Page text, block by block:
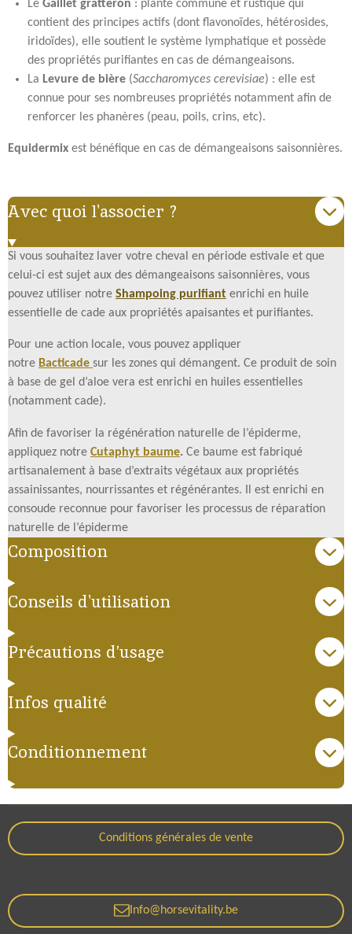
Le Gaillet gratteron : plante commune et rustique qui
contient des principes actifs (dont flavonoïdes, hétérosides,
iridoïdes), elle soutient le système lymphatique et possède
des propriétés purifiantes en cas de démangeaisons.
La Levure de bière (Saccharomyces cerevisiae) : elle est
connue pour ses nombreuses propriétés notamment afin de
renforcer les phanères (peau, poils, crins, etc).
Equidermix est bénéfique en cas de démangeaisons saisonnières.
Avec quoi l'associer ?
Si vous souhaitez laver votre cheval en période estivale et que
celui-ci est sujet aux des démangeaisons saisonnières, vous
pouvez utiliser notre Shampoing purifiant enrichi en huile
essentielle de cade aux propriétés apaisantes et purifiantes.
Pour une action locale, vous pouvez appliquer
notre Bacticade sur les zones qui démangent. Ce produit de soin
à base de gel d’aloe vera est enrichi en huiles essentielles
(notamment cade).
Afin de favoriser la régénération naturelle de l’épiderme,
appliquez notre Cutaphyt baume. Ce baume est fabriqué
artisanalement à base d’extraits végétaux aux propriétés
assainissantes, nourrissantes et régénérantes. Il est enrichi en
consoude reconnue pour favoriser les processus de réparation
naturelle de l’épiderme
Composition
Conseils d'utilisation
Précautions d’usage
Infos qualité
Conditionnement
Conditions générales de vente
Info@horsevitality.be